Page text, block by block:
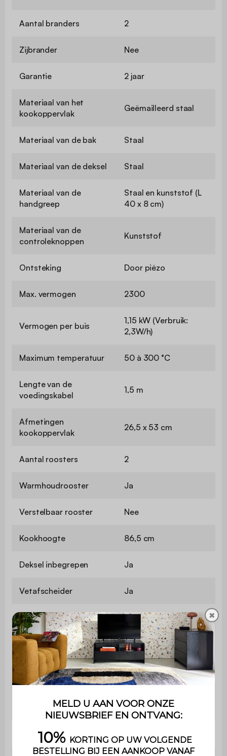
Aantal branders 2
Zijbrander Nee
Garantie 2 jaar
Materiaal van het
kookoppervlak
Geëmailleerd staal
Materiaal van de bak Staal
Materiaal van de deksel Staal
Materiaal van de
handgreep
Staal en kunststof (L
40 x 8 cm)
Materiaal van de
controleknoppen
Kunststof
Ontsteking Door piëzo
Max. vermogen 2300
Vermogen per buis
1,15 kW (Verbruik:
2,3W/h)
Maximum temperatuur 50 à 300 °C
Lengte van de
voedingskabel
1,5 m
Afmetingen
kookoppervlak
26,5 x 53 cm
Aantal roosters 2
Warmhoudrooster Ja
Verstelbaar rooster Nee
Kookhoogte 86,5 cm
Deksel inbegrepen Ja
Vetafscheider Ja
Geïntegreerde
thermometer
Ja
Flesopener Nee
Accessoires inbegrepen
keukengerei
Voorzijde kast
✖